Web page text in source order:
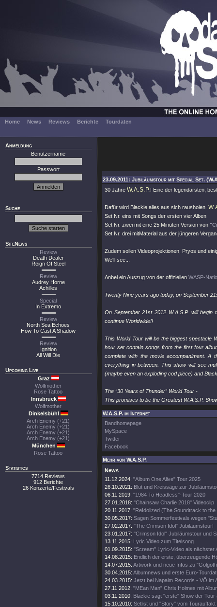
Home News Reviews Berichte Tourdaten
Anmeldung
Benutzername
Passwort
Suche
SiteNews
Review
Death Dealer
Reign Of Steel
Review
Audrey Horne
Achilles
Special
In Extremo
Review
North Sea Echoes
How To Cast A Shadow
Review
Ignition
All Will Die
Upcoming Live
Graz
Wolfmother
Rose Tattoo
Innsbruck
Wolfmother
Dinkelsbühl
Arch Enemy (+21)
Arch Enemy (+21)
Arch Enemy (+21)
Arch Enemy (+21)
München
Rose Tattoo
Statistics
7714 Reviews
912 Berichte
26 Konzerte/Festivals
23.09.2011: Jubiläumstour mit Special Set.
30 Jahre W.A.S.P.! Eine der legendärsten,
Dafür wird Blackie alles aus sich rausholen.
Set Nr. eins mit Songs der ersten vier Alben
Set Nr. zwei mit eine 25 Minuten Version von
Set Nr. drei mitMaterial aus der jüngeren
Zudem sollen Videoprojektionen, Pryos und
We'll see...
Anbei ein Auszug von der offiziellen WASP-
Twenty Nine years ago today, on September
On September 21st 2012 W.A.S.P. will
continue Worldwide!!
This World Tour will be the biggest spectacle
hour set contain songs from the first four
complete with the movie accompaniment. A
everything in between. This show will see
(maybe even an exploding cod piece) and
The “30 Years of Thunder” World Tour -
This promises to be the Greatest W.A.S.P.
W.A.S.P. im Internet
Bandhomepage
MySpace
Twitter
Facebook
Mehr von W.A.S.P.
News
11.12.2024: "Album One Alive" Tour 2025
26.10.2021: Blut und Kreissäge zur
06.11.2019: "1984 To Headless"-Tour 2020
27.01.2018: "Chainsaw Charlie 2018" Videoclip
20.11.2017: "ReIdolized (The Soundtrack to the
30.05.2017: Sagen Sommerfestivals wegen
27.02.2017: "The Crimson Idol" Jubiläumstour!
23.01.2017: "Crimson Idol" Jubiläumstour und
13.11.2015: Lyric Video zum Titelsong
01.09.2015: "Scream" Lyric-Video als nächster
14.08.2015: Endlich der erste, überzeugende
14.07.2015: Artwork und neue Infos zu
30.04.2015: Albumnews und erste Euro-
24.03.2015: Jetzt bei Napalm Records - VÖ im
27.11.2012: "MEan Man" Chris Holmes mit
03.11.2010: Blackie sagt "erste" Show der Tour
15.10.2010: Setlist und "Story" vom Tourauftakt